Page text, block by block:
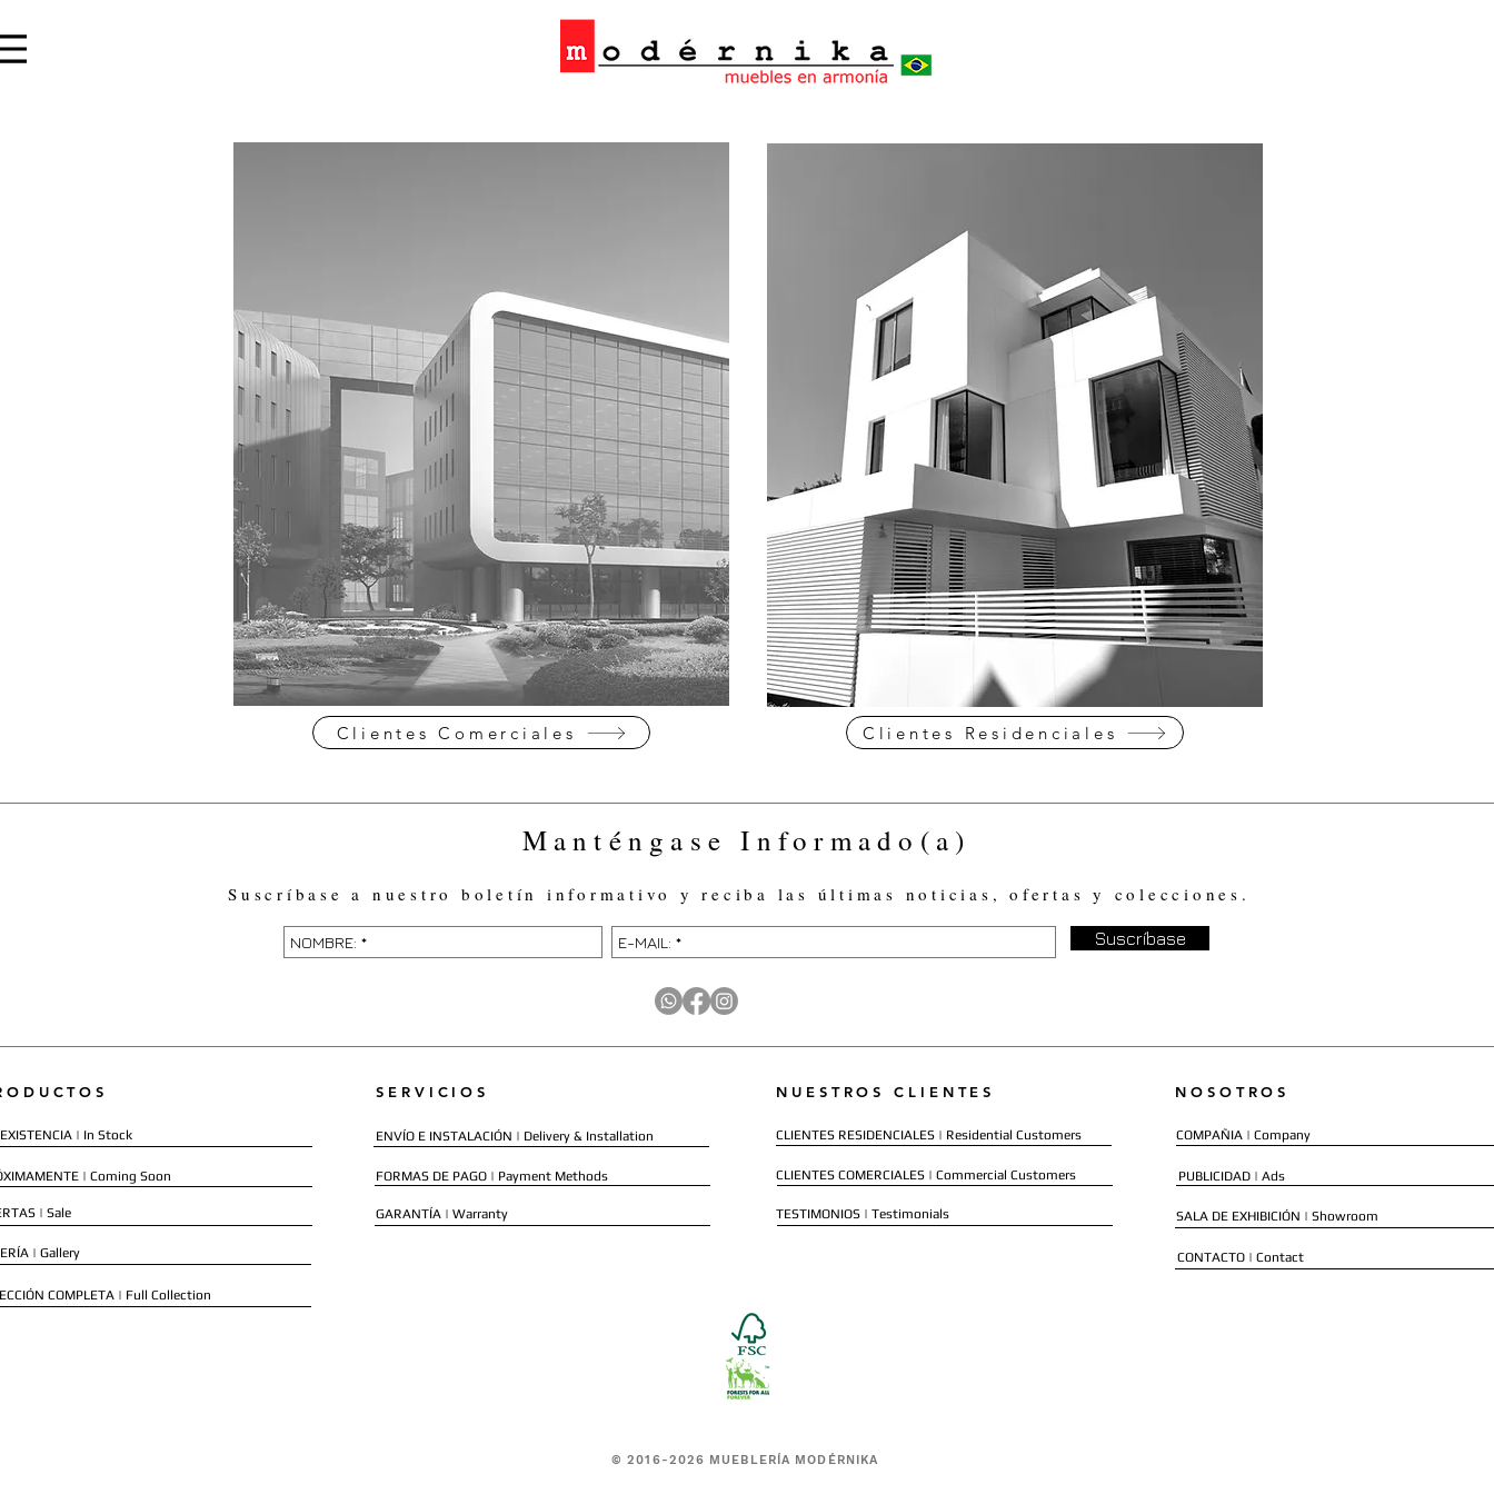
Clientes Comerciales Clientes Residenciales
Manténgase Informado(a)
Suscríbase a nuestro boletín informativo y reciba las últimas noticias, ofertas y colecciones.
Suscríbase
| In Stock
| Coming Soon
| Sale
| Gallery
COMPLETA | Full Collection
SERVICIOS
ENVÍO E INSTALACIÓN | Delivery & Installation
FORMAS DE PAGO | Payment Methods
GARANTÍA | Warranty
NUESTROS CLIENTES
CLIENTES RESIDENCIALES | Residential Customers
CLIENTES COMERCIALES | Commercial Customers
TESTIMONIOS | Testimonials
NOSOTROS
COMPAÑIA | Company
PUBLICIDAD | Ads
SALA DE EXHIBICIÓN | Showroom
CONTACTO | Contact
© 2016-2026 MUEBLERÍA MODÉRNIKA